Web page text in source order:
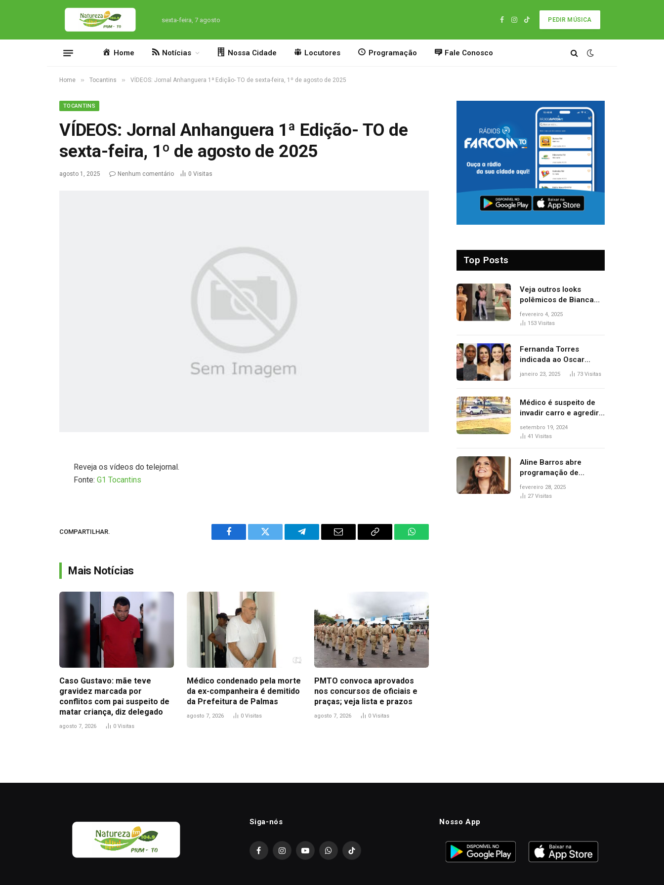
sexta-feira, 7 agosto
Facebook
Instagram
TikTok
PEDIR MÚSICA
Home Notícias Nossa Cidade Locutores Programação Fale Conosco
Home » Tocantins » VÍDEOS: Jornal Anhanguera 1ª Edição- TO de sexta-feira, 1º de agosto de 2025
TOCANTINS
VÍDEOS: Jornal Anhanguera 1ª Edição- TO de
sexta-feira, 1º de agosto de 2025
agosto 1, 2025 Nenhum comentário 0 Visitas
Reveja os vídeos do telejornal.
Fonte:G1 Tocantins
COMPARTILHAR.
Facebook Twitter Telegram Email
Copy
WhatsApp
Mais Notícias
Caso Gustavo: mãe teve
gravidez marcada por
conflitos com pai suspeito de
matar criança, diz delegado
agosto 7, 2026 0 Visitas
Médico condenado pela morte
da ex-companheira é demitido
da Prefeitura de Palmas
agosto 7, 2026 0 Visitas
PMTO convoca aprovados
nos concursos de oficiais e
praças; veja lista e prazos
agosto 7, 2026 0 Visitas
Top Posts
Veja outros looks
polêmicos de Bianca
Censori, esposa de
Kanye West que
fevereiro 4, 2025
153 Visitas
Fernanda Torres
indicada ao Oscar
2025: veja as
janeiro 23, 2025 73 Visitas
Médico é suspeito de
invadir carro e agredir
delegado aposentado
durante confusão no
setembro 19, 2024
41 Visitas
Aline Barros abre
programação de
Carnaval na Praça dos
Girassóis nesta sexta-
fevereiro 28, 2025
27 Visitas
Siga-nós
FacebookInstagramYouTubeWhatsAppTikTok
Nosso App